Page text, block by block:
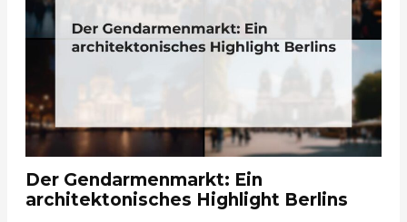
Der Gendarmenmarkt: Ein
architektonisches Highlight Berlins